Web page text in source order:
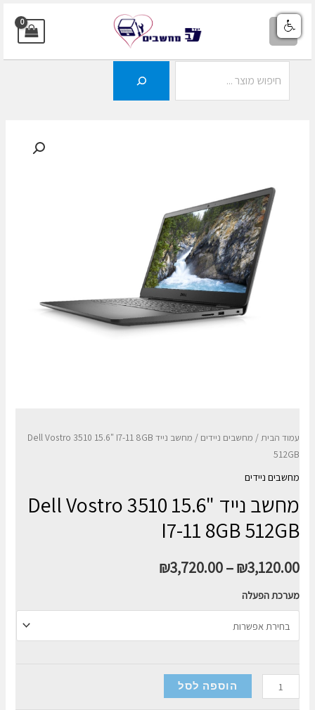
דילוג
לתוכן
MAIN
עמוד הבית/ מחשבים ניידים
/ מחשב נייד Dell Vostro 3510 15.6" I7-11 8GB
512GB
מחשבים ניידים
מחשב נייד Dell Vostro 3510 15.6"
I7-11 8GB 512GB
₪3,120.00
–
₪3,720.00
מערכת הפעלה
כמות
של
הוספה לסל